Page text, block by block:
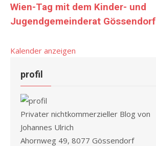
Wien-Tag mit dem Kinder- und
Jugendgemeinderat Gössendorf
Kalender anzeigen
profil
Privater nichtkommerzieller Blog von
Johannes Ulrich
Ahornweg 49, 8077 Gössendorf